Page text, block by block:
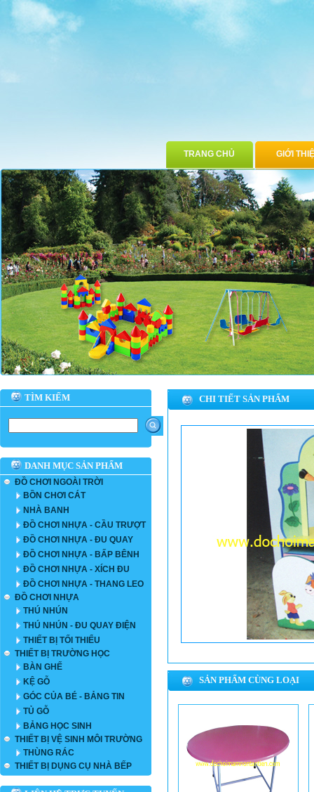
TRANG CHỦ GIỚI
TÌM KIẾM
DANH MỤC SẢN PHẨM
ĐỒ CHƠI NGOÀI TRỜI
BỒN CHƠI CÁT
NHÀ BANH
ĐỒ CHƠI NHỰA - CẦU TRƯỢT
ĐỒ CHƠI NHỰA - ĐU QUAY
ĐỒ CHƠI NHỰA - BẤP BÊNH
ĐỒ CHƠI NHỰA - XÍCH ĐU
ĐỒ CHƠI NHỰA - THANG LEO
ĐỒ CHƠI NHỰA
THÚ NHÚN
THÚ NHÚN - ĐU QUAY ĐIỆN
THIẾT BỊ TỐI THIỂU
THIẾT BỊ TRƯỜNG HỌC
BÀN GHẾ
KỆ GỖ
GÓC CỦA BÉ - BẢNG TIN
TỦ GỖ
BẢNG HỌC SINH
THIẾT BỊ VỆ SINH MÔI TRƯỜNG
THÙNG RÁC
THIẾT BỊ DỤNG CỤ NHÀ BẾP
CHI TIẾT SẢN PHẨM
SẢN PHẨM CÙNG LOẠI